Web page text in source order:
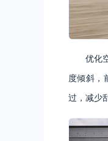
优化
度倾斜，
过，减少